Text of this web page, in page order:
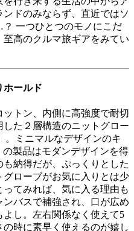
ドのみならず、直近ではソ
一つひとつのモノにこだ
高のクルマ旅ギアをみてい
ホールド
トン、内側に高強度で耐切
た２層構造のニットグロー
。ミニマルなデザインのキ
の製品はモダンデザインを得
納得だが、ぷっくりとした
ローブがお気に入りとは少
てみれば、気に入る理由も
バスで補強され、口が広め
し。左右関係なく使えて5
時に素早く使えるのが嬉し